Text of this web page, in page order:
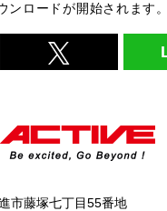
ンロードが開始されます。
市藤塚七丁目55番地